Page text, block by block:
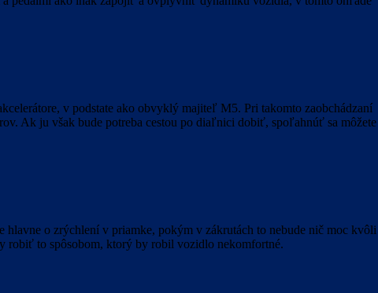
v podstate ako obvyklý majiteľ M5. Pri takomto zaobchádzaní
Ak ju však bude potreba cestou po diaľnici dobiť, spoľahnúť sa môžete
o zrýchlení v priamke, pokým v zákrutách to nebude nič moc kvôli
robiť to spôsobom, ktorý by robil vozidlo nekomfortné.